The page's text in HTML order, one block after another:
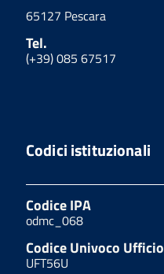
65127 Pescara
Tel.
(+39) 085 67517
Codici istituzionali
Codice IPA
odmc_068
Codice Univoco Ufficio
UFT56U